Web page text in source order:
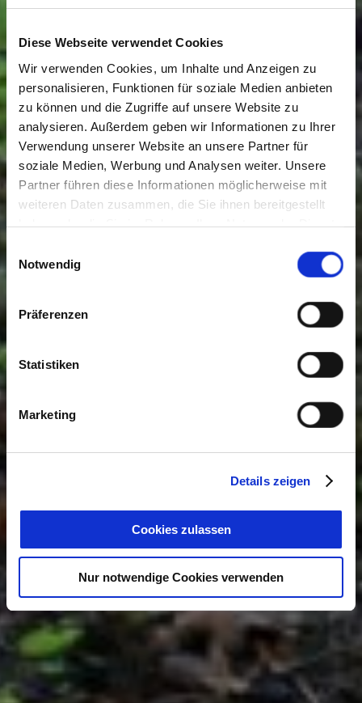
Diese Webseite verwendet Cookies
Wir verwenden Cookies, um Inhalte und Anzeigen zu
personalisieren, Funktionen für soziale Medien anbieten
zu können und die Zugriffe auf unsere Website zu
analysieren. Außerdem geben wir Informationen zu Ihrer
Verwendung unserer Website an unsere Partner für
soziale Medien, Werbung und Analysen weiter. Unsere
Partner führen diese Informationen möglicherweise mit
weiteren Daten zusammen, die Sie ihnen bereitgestellt
haben oder die Sie im Rahmen Ihrer Nutzung der Dienste
Cookies, wenn Sie unsere Webseite weiterhin nutzen.
Notwendig
Präferenzen
Statistiken
Marketing
Details zeigen
Cookies zulassen
Nur notwendige Cookies verwenden